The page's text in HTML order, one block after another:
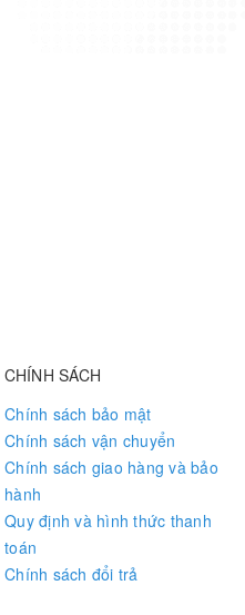
CHÍNH SÁCH
Chính sách bảo mật
Chính sách vận chuyển
Chính sách giao hàng và bảo
hành
Quy định và hình thức thanh
toán
Chính sách đổi trả